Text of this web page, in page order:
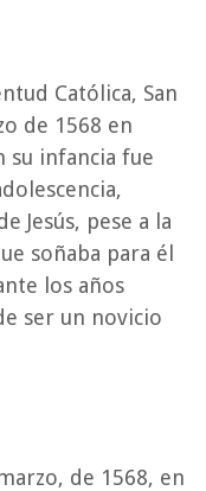
Católica, San
de 1568 en
su infancia fue
Jesús, pese a la
soñaba para él
los años
ser un novicio
de 1568, en